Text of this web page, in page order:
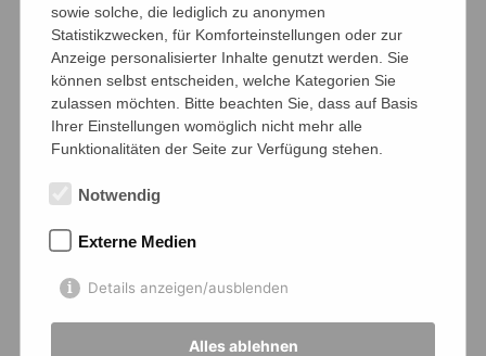
sowie solche, die lediglich zu anonymen
Statistikzwecken, für Komforteinstellungen oder zur
Anzeige personalisierter Inhalte genutzt werden. Sie
können selbst entscheiden, welche Kategorien Sie
zulassen möchten. Bitte beachten Sie, dass auf Basis
Ihrer Einstellungen womöglich nicht mehr alle
Funktionalitäten der Seite zur Verfügung stehen.
Notwendig
Externe Medien
Details anzeigen/ausblenden
Alles ablehnen